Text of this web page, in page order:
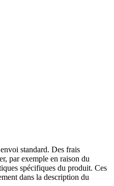
standard. Des frais
par exemple en raison du
spécifiques du produit. Ces
dans la description du